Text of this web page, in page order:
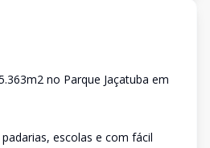
no Parque Jaçatuba em
escolas e com fácil